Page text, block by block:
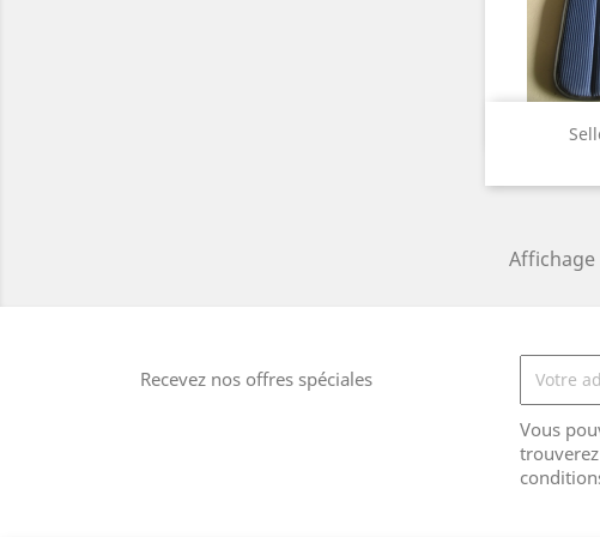

Affichage
Recevez nos offres spéciales
Vous